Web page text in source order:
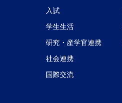
入試
学生生活
研究・産学官連携
社会連携
国際交流